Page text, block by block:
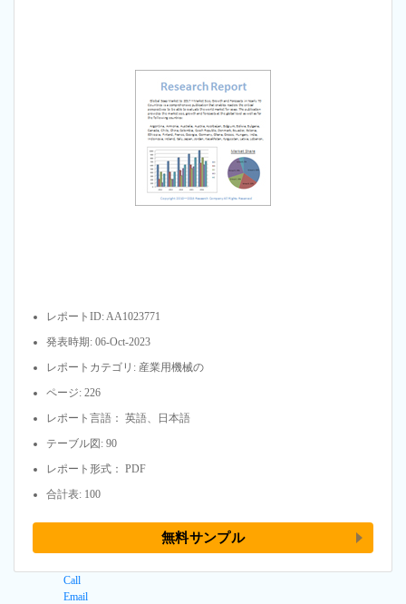
レポートID: AA1023771
発表時期: 06-Oct-2023
レポートカテゴリ: 産業用機械の
ページ: 226
レポート言語： 英語、日本語
テーブル図: 90
レポート形式： PDF
合計表: 100
無料サンプル
Call
Email